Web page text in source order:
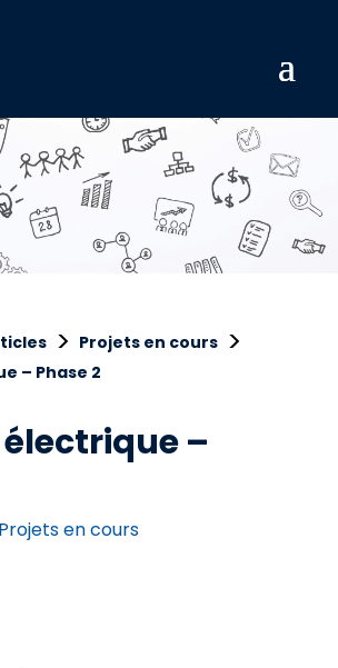
> Projets en cours >
– Phase 2
–
Projets en cours